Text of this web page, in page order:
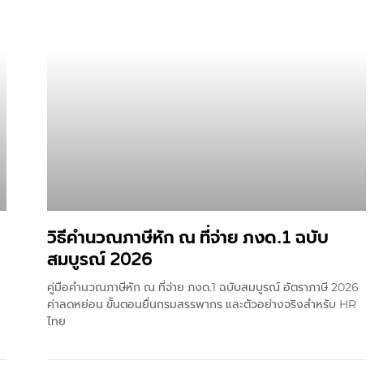
วิธีคำนวณภาษีหัก ณ ที่จ่าย ภงด.1 ฉบับ
สมบูรณ์ 2026
คู่มือคำนวณภาษีหัก ณ ที่จ่าย ภงด.1 ฉบับสมบูรณ์ อัตราภาษี 2026
ค่าลดหย่อน ขั้นตอนยื่นกรมสรรพากร และตัวอย่างจริงสำหรับ HR
ไทย